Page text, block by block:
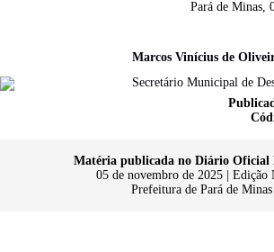
Pará de Minas,
Marcos Vinícius de
Secretário Municipal de
Matéria publicada no Diário Oficial
05 de novembro de 2025 | Edição
Prefeitura de Pará de Minas